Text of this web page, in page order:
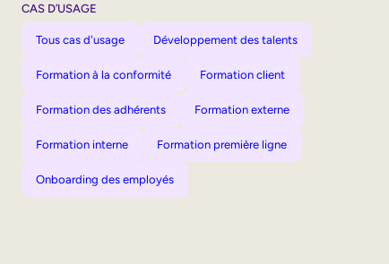
CAS D’USAGE
Tous cas d'usage Développement des talents
Formation à la conformité Formation client
Formation des adhérents Formation externe
Formation interne Formation première ligne
Onboarding des employés